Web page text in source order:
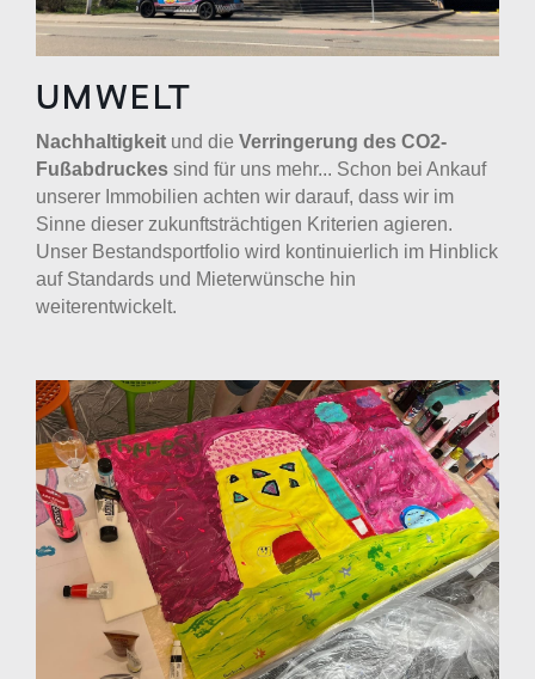
UMWELT
Nachhaltigkeit und die Verringerung des CO2-
Fußabdruckes sind für uns mehr... Schon bei Ankauf
unserer Immobilien achten wir darauf, dass wir im
Sinne dieser zukunftsträchtigen Kriterien agieren.
Unser Bestandsportfolio wird kontinuierlich im Hinblick
auf Standards und Mieterwünsche hin
weiterentwickelt.